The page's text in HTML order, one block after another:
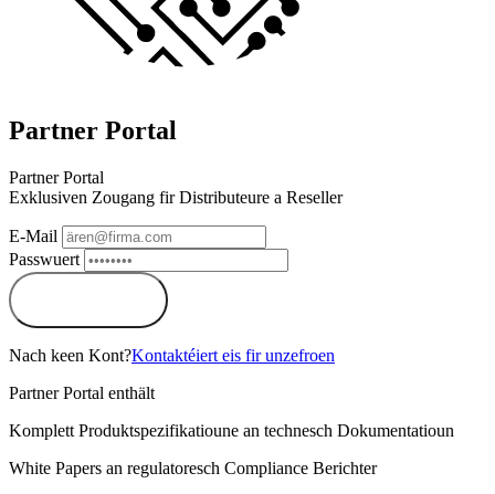
Partner Portal
Partner Portal
Exklusiven Zougang fir Distributeure a Reseller
E-Mail
Passwuert
Nach keen Kont?Kontaktéiert eis fir unzefroen
Partner Portal enthält
Komplett Produktspezifikatioune an technesch Dokumentatioun
White Papers an regulatoresch Compliance Berichter